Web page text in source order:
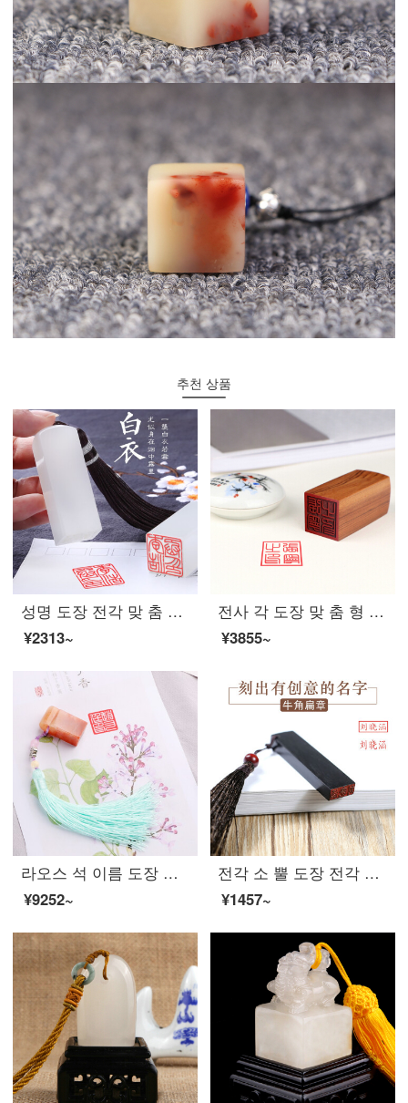
추천 상품
성명 도장 전각 맞 춤 제작 경필 서 예 인장 각인 어린이 이름 도장 장서 개인 날인 제작 20x 20x55mm (금 낭, 수술, 인주)
¥2313~
전사 각 도장 맞 춤 형 개인 이름 사인 단목 도장 제작 학생 성명 서명 날인 장 서 예 서화 맞 춤 형 도장
¥3855~
라오스 석 이름 도장 맞 춤 제작 개인 경 필 서 예 국화 이름 도장 도장 도장 도장 글자 새 김 어린이 이름 도장 디자인 이 15x 15x30mm (금 낭 + 인주)
¥9252~
전각 소 뿔 도장 전각 맞 춤 형 이름 장서 사인 맞 춤 제작 학생 개인 이름 날인 어린이 도장 제작 도장
¥1457~